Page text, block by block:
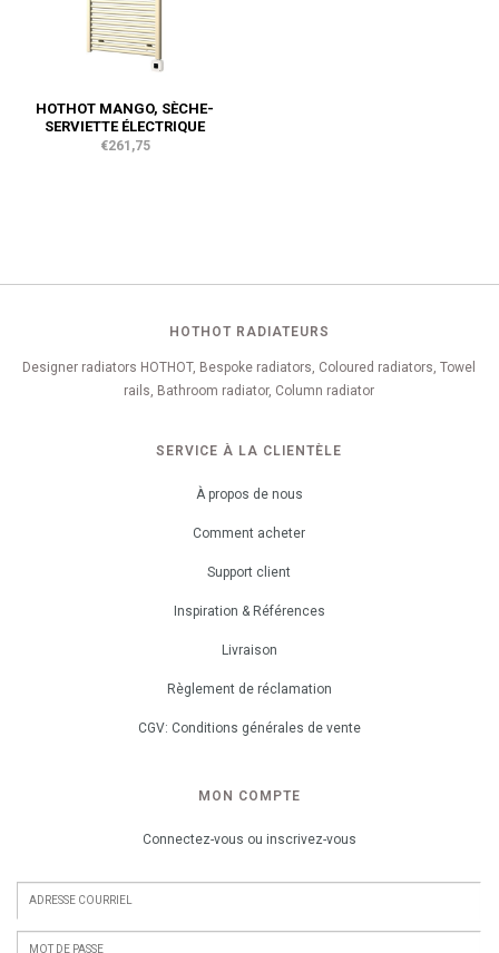
HOTHOT MANGO, SÈCHE-
SERVIETTE ÉLECTRIQUE
€261,75
HOTHOT RADIATEURS
Designer radiators HOTHOT, Bespoke radiators, Coloured radiators, Towel
rails, Bathroom radiator, Column radiator
SERVICE À LA CLIENTÈLE
À propos de nous
Comment acheter
Support client
Inspiration & Références
Livraison
Règlement de réclamation
CGV: Conditions générales de vente
MON COMPTE
Connectez-vous ou inscrivez-vous